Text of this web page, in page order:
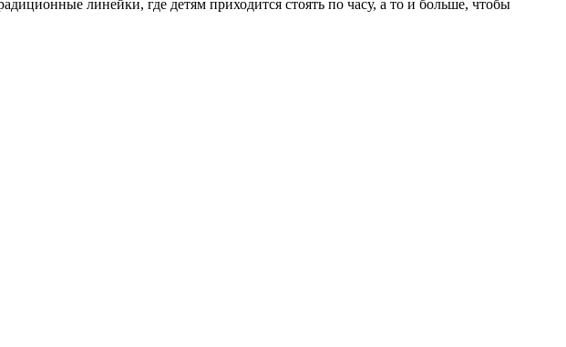
линейки, где детям приходится стоять по часу, а то и больше, чтобы